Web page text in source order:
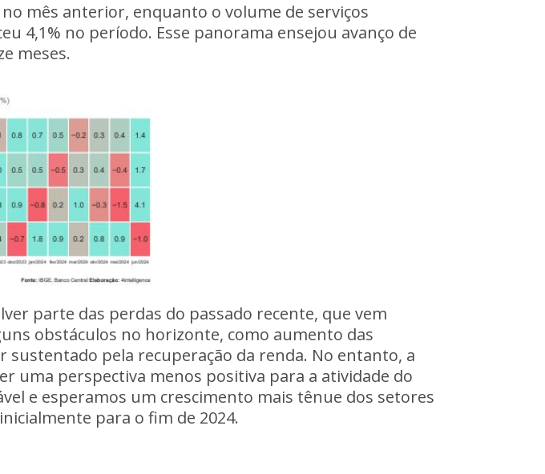
mês anterior, enquanto o volume de serviços
4,1% no período. Esse panorama ensejou avanço de
meses.
parte das perdas do passado recente, que vem
obstáculos no horizonte, como aumento das
sustentado pela recuperação da renda. No entanto, a
uma perspectiva menos positiva para a atividade do
e esperamos um crescimento mais tênue dos setores
para o fim de 2024.